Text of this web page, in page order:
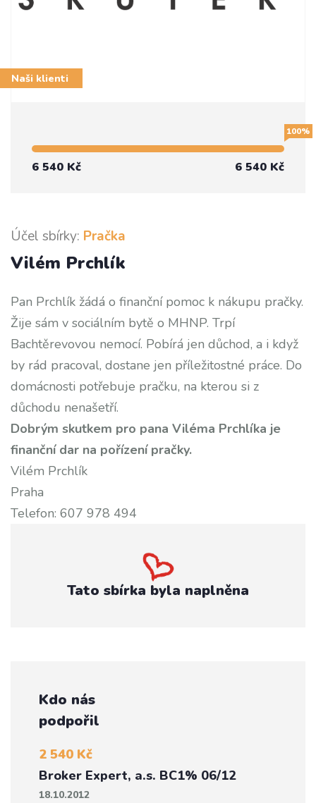
Naši klienti
100%
6 540 Kč 6 540 Kč
Účel sbírky: Pračka
Vilém Prchlík
Pan Prchlík žádá o finanční pomoc k nákupu pračky.
Žije sám v sociálním bytě o MHNP. Trpí
Bachtěrevovou nemocí. Pobírá jen důchod, a i když
by rád pracoval, dostane jen příležitostné práce. Do
domácnosti potřebuje pračku, na kterou si z
důchodu nenašetří.
Dobrým skutkem pro pana Viléma Prchlíka je
finanční dar na pořízení pračky.
Vilém Prchlík
Praha
Telefon: 607 978 494
Tato sbírka byla naplněna
Kdo nás
podpořil
2 540 Kč
Broker Expert, a.s. BC1% 06/12
18.10.2012